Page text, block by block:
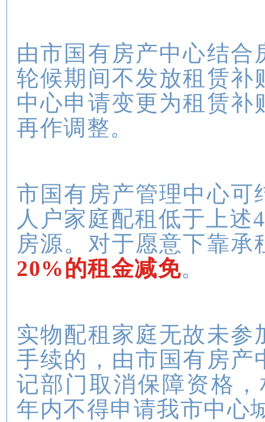
由市国有房产中心结
轮候期间不发放租赁补
中心申请变更为租赁
再作调整。
市国有房产管理中心可
人户家庭配租低于上述
房源。对于愿意下靠
20%的租金减免。
实物配租家庭无故未
手续的，由市国有房产
记部门取消保障资格
年内不得申请我市中心